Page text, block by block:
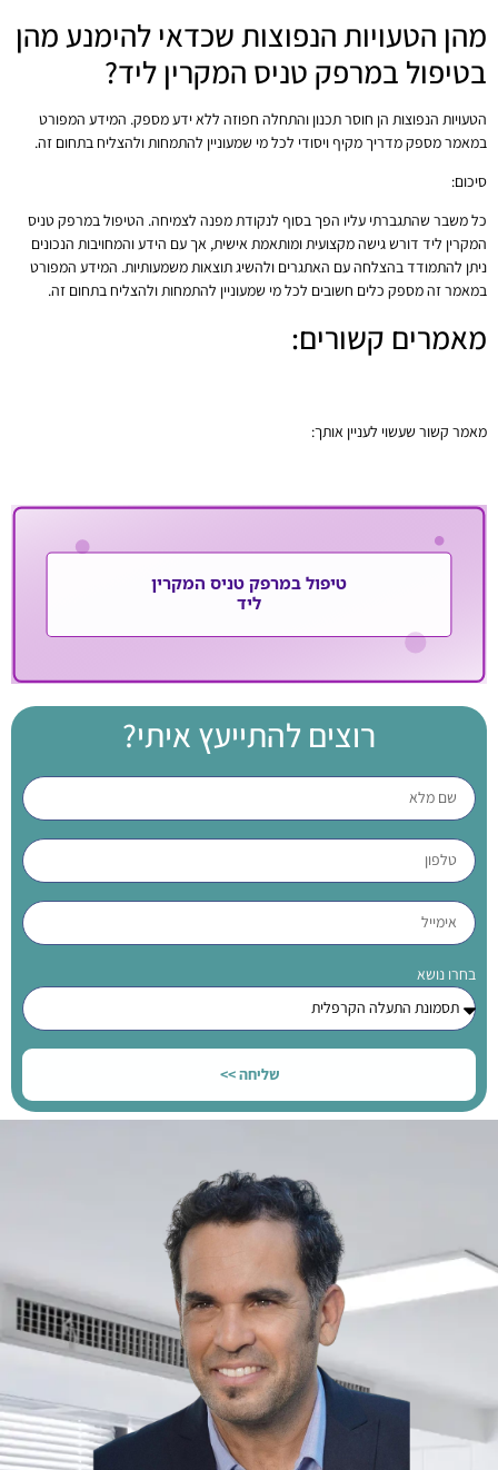
מהן הטעויות הנפוצות שכדאי להימנע מהן
בטיפול במרפק טניס המקרין ליד?
הטעויות הנפוצות הן חוסר תכנון והתחלה חפוזה ללא ידע מספק. המידע המפורט
במאמר מספק מדריך מקיף ויסודי לכל מי שמעוניין להתמחות ולהצליח בתחום זה.
סיכום:
כל משבר שהתגברתי עליו הפך בסוף לנקודת מפנה לצמיחה. הטיפול במרפק טניס
המקרין ליד דורש גישה מקצועית ומותאמת אישית, אך עם הידע והמחויבות הנכונים
ניתן להתמודד בהצלחה עם האתגרים ולהשיג תוצאות משמעותיות. המידע המפורט
במאמר זה מספק כלים חשובים לכל מי שמעוניין להתמחות ולהצליח בתחום זה.
מאמרים קשורים:
מאמר קשור שעשוי לעניין אותך:
רוצים להתייעץ איתי?
בחרו נושא
שליחה >>